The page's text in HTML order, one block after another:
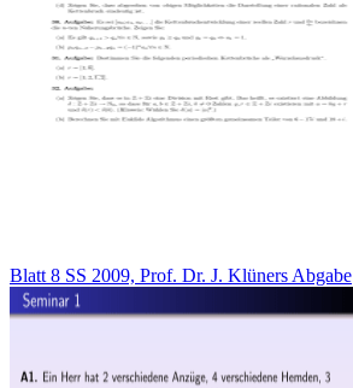
Blatt 8 SS 2009, Prof. Dr. J. Klüners Abgabe